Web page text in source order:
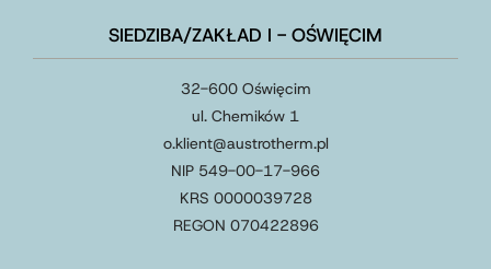
SIEDZIBA/ZAKŁAD I - OŚWIĘCIM
32-600 Oświęcim
ul. Chemików 1
o.klient@austrotherm.pl
NIP 549-00-17-966
KRS 0000039728
REGON 070422896